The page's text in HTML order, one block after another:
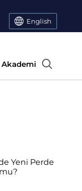
English
Akademi